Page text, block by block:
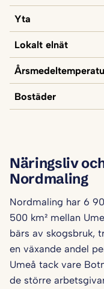
Yta
Lokalt elnät
Bostäder
Näringsliv
Nordmaling
Nordmaling har 6
500 km² mellan
bärs av skogsbruk,
en växande andel
Umeå tack vare
de större